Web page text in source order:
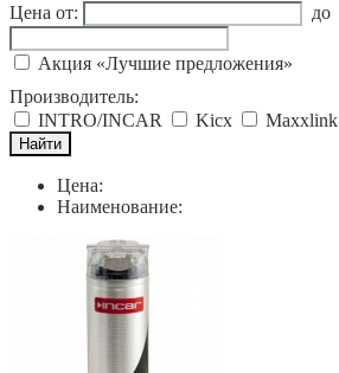
Цена от: до
Акция «Лучшие предложения»
Производитель:
INTRO/INCAR
Kicx Maxxlink
Цена:
Наименование: